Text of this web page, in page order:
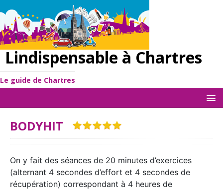
Lindispensable à Chartres
Le guide de Chartres
BODYHIT
On y fait des séances de 20 minutes d’exercices
(alternant 4 secondes d’effort et 4 secondes de
récupération) correspondant à 4 heures de